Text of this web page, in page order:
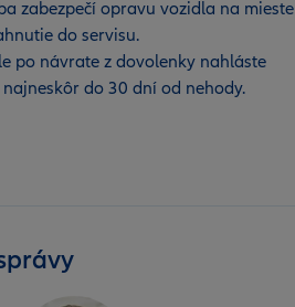
zabezpečí opravu vozidla na mieste
do servisu.
po návrate z dovolenky nahláste
do 30 dní od nehody.